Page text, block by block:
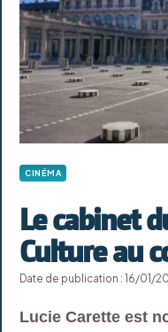
CINÉMA
Le cabinet
Culture au
Date de publication : 16/01/
Lucie Carette est